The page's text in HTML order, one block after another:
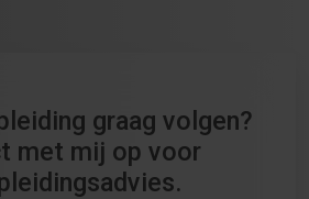
graag volgen?
met mij op voor